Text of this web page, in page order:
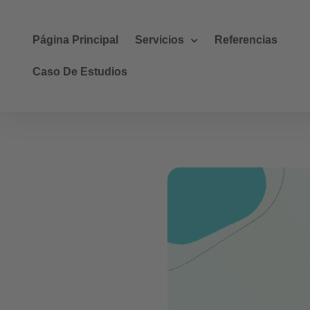
Página Principal Servicios Referencias
Caso De Estudios